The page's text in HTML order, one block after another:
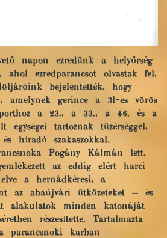
napon ezredünk a helyőrség
ahol ezredparancsot olvastak fel,
bejelentették, hogy
amelynek gerince a 3l-es vörös
a 23., a 33., a 46. és a
egységei tartoznak tüzérséggel,
és híradó szakaszokkal.
Pogány Kálmán lett.
az eddig elért harci
a hernádkéresi, a
az abaújvári ütközeteket — és
alakulatok minden katonáját
részesítette. Tartalmazta
parancsnoki karban